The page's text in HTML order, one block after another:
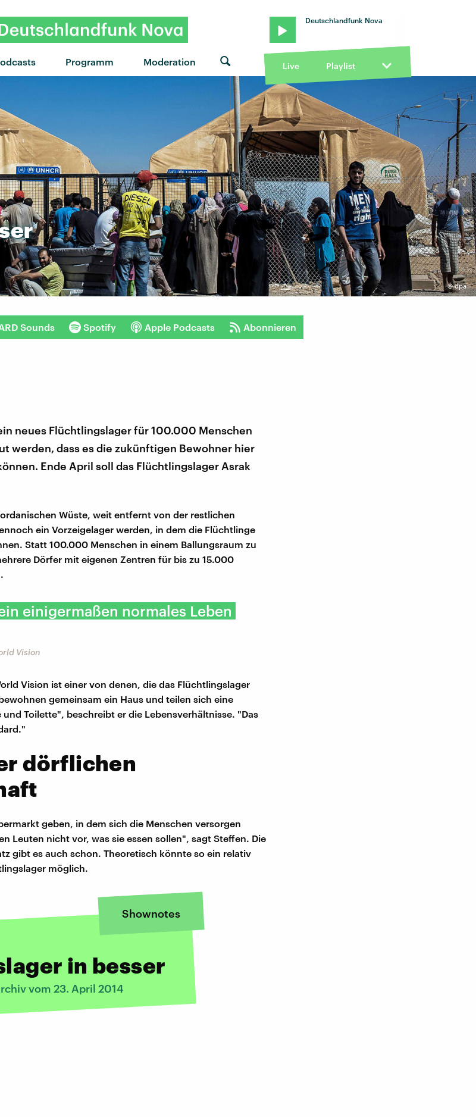
Programm Moderation
Deutschlandfunk Nova
Live Playlist
©dpa
Sounds Spotify Apple Podcasts Abonnieren
neues Flüchtlingslager für 100.000 Menschen
werden, dass es die zukünftigen Bewohner hier
Ende April soll das Flüchtlingslager Asrak
Wüste, weit entfernt von der restlichen
ein Vorzeigelager werden, in dem die Flüchtlinge
Statt 100.000 Menschen in einem Ballungsraum zu
Dörfer mit eigenen Zentren für bis zu 15.000
einigermaßen normales Leben
Vision
Vision ist einer von denen, die das Flüchtlingslager
gemeinsam ein Haus und teilen sich eine
Toilette", beschreibt er die Lebensverhältnisse. "Das
dörflichen
geben, in dem sich die Menschen versorgen
Leuten nicht vor, was sie essen sollen", sagt Steffen. Die
gibt es auch schon. Theoretisch könnte so ein relativ
möglich.
Shownotes
in besser
vom 23. April 2014